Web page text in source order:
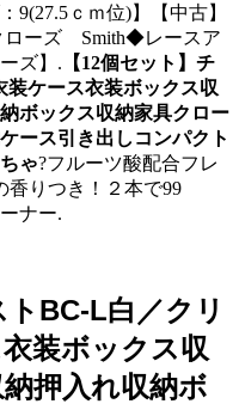
9(27.5ｃｍ位)】【中古】
ローズ Smith◆レースア
ズ】. 【12個セット】チ
ケース衣装ボックス収
ボックス収納家具クロー
ース引き出しコンパクト
ゃ?フルーツ酸配合フレ
香りつき！２本で99
ナー.
トBC-L白／クリ
装ボックス収
押入れ収納ボ